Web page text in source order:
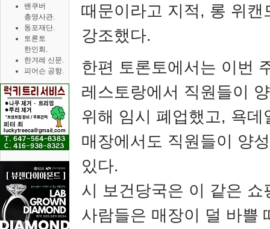
밴쿠버
총영사관.
동포재단.
토론토
한인회.
한겨레 신문.
피어슨 공항.
때문이라고 지적, 롱 위캔
강조했다.
한편 토론토에서는 이번
레스토랑에서 직원들이
위해 임시 폐업했고, 욕데
매장에서도 직원들이 양
있다.
시 보건당국은 이 같은
사람들은 매장이 덜 바쁠